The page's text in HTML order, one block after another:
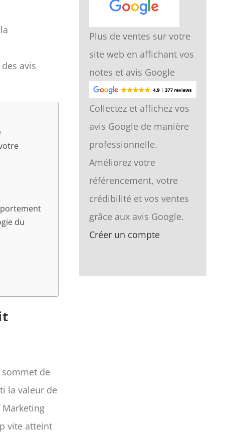
des avis
du
de
la valeur de
vite atteint
Plus de ventes sur votre
site web en affichant vos
notes et avis Google
Collectez et affichez vos
avis Google de manière
professionnelle.
Améliorez votre
référencement, votre
crédibilité et vos ventes
grâce aux avis Google.
Créer un compte